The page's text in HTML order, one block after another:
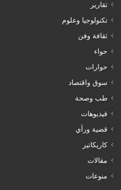
تقارير
تكنولوجيا وعلوم
ثقافة وفن
حواء
حوارات
سوق واقتصاد
طب وصحة
فيديوهات
قضية ورأي
كاريكاتير
مقالات
منوعات